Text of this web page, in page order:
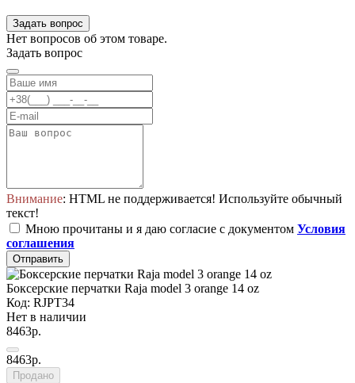
Задать вопрос
Нет вопросов об этом товаре.
Задать вопрос
Внимание: HTML не поддерживается! Используйте обычный
текст!
Мною прочитаны и я даю согласие с документом Условия
соглашения
Отправить
Боксерские перчатки Raja model 3 orange 14 oz
Код: RJPT34
Нет в наличии
8463р.
8463р.
Продано